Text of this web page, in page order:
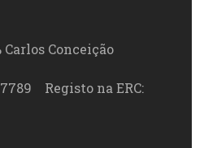
Carlos Conceição
Registo na ERC: